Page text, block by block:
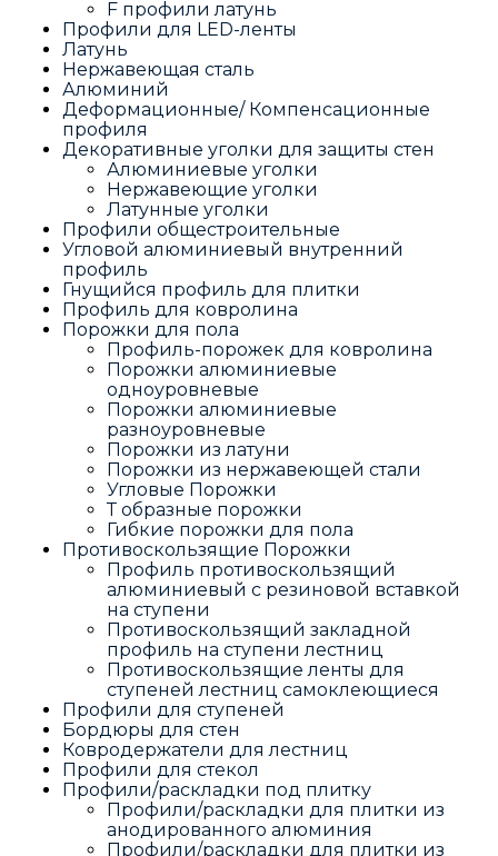
F профили латунь
Профили для LED-ленты
Латунь
Нержавеющая сталь
Алюминий
Деформационные/ Компенсационные
профиля
Декоративные уголки для защиты стен
Алюминиевые уголки
Нержавеющие уголки
Латунные уголки
Профили общестроительные
Угловой алюминиевый внутренний
профиль
Гнущийся профиль для плитки
Профиль для ковролина
Порожки для пола
Профиль-порожек для ковролина
Порожки алюминиевые
одноуровневые
Порожки алюминиевые
разноуровневые
Порожки из латуни
Порожки из нержавеющей стали
Угловые Порожки
Т образные порожки
Гибкие порожки для пола
Противоскользящие Порожки
Профиль противоскользящий
алюминиевый с резиновой вставкой
на ступени
Противоскользящий закладной
профиль на ступени лестниц
Противоскользящие ленты для
ступеней лестниц самоклеющиеся
Профили для ступеней
Бордюры для стен
Ковродержатели для лестниц
Профили для стекол
Профили/раскладки под плитку
Профили/раскладки для плитки из
анодированного алюминия
Профили/раскладки для плитки из